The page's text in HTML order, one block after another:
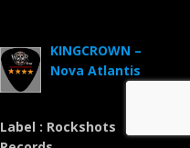
KINGCROWN –
Nova Atlantis
Label : Rockshots